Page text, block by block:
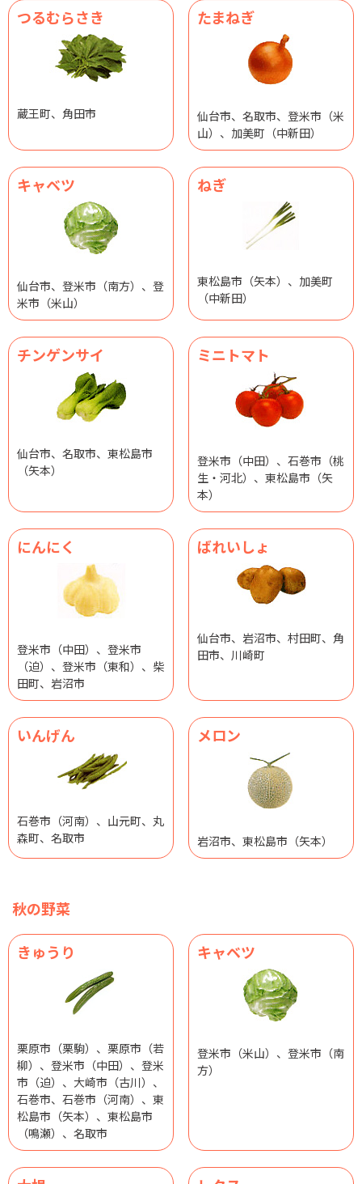
つるむらさき
蔵王町、角田市
たまねぎ
仙台市、名取市、登米市（米
山）、加美町（中新田）
キャベツ
仙台市、登米市（南方）、登
米市（米山）
ねぎ
東松島市（矢本）、加美町
（中新田）
チンゲンサイ
仙台市、名取市、東松島市
（矢本）
ミニトマト
登米市（中田）、石巻市（桃
生・河北）、東松島市（矢
本）
にんにく
登米市（中田）、登米市
（迫）、登米市（東和）、柴
田町、岩沼市
ばれいしょ
仙台市、岩沼市、村田町、角
田市、川崎町
いんげん
石巻市（河南）、山元町、丸
森町、名取市
メロン
岩沼市、東松島市（矢本）
秋の野菜
きゅうり
栗原市（栗駒）、栗原市（若
柳）、登米市（中田）、登米
市（迫）、大崎市（古川）、
石巻市、石巻市（河南）、東
松島市（矢本）、東松島市
（鳴瀬）、名取市
キャベツ
登米市（米山）、登米市（南
方）